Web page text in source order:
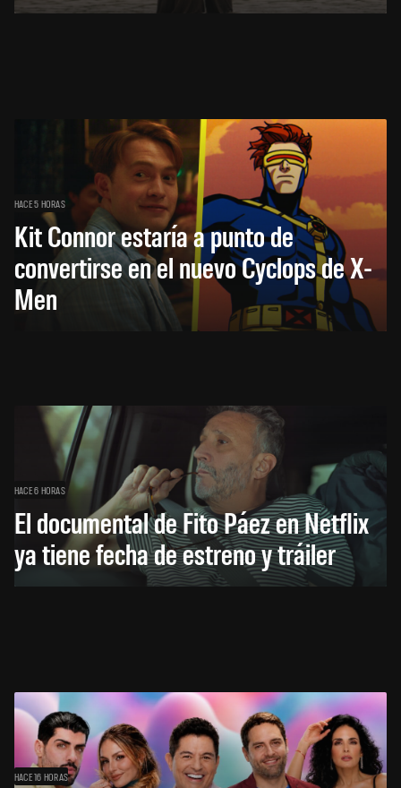
HACE 5 HORAS
Kit Connor estaría a punto de
convertirse en el nuevo Cyclops de X-
Men
HACE 6 HORAS
El documental de Fito Páez en Netflix
ya tiene fecha de estreno y tráiler
HACE 16 HORAS